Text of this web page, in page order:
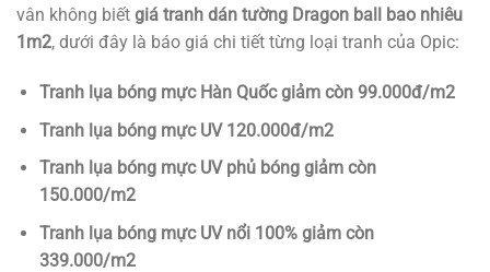
vân không biết giá tranh dán tường Dragon ball bao nhiêu
1m2, dưới đây là báo giá chi tiết từng loại tranh của Opic:
Tranh lụa bóng mực Hàn Quốc giảm còn 99.000đ/m2
Tranh lụa bóng mực UV 120.000đ/m2
Tranh lụa bóng mực UV phủ bóng giảm còn
150.000/m2
Tranh lụa bóng mực UV nổi 100% giảm còn
339.000/m2